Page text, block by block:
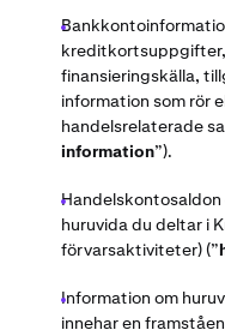
finansieringskälla,
information som rör
handelsrelaterade
information”).
huruvida du deltar i
förvarsaktiviteter) (”
Information om
innehar en